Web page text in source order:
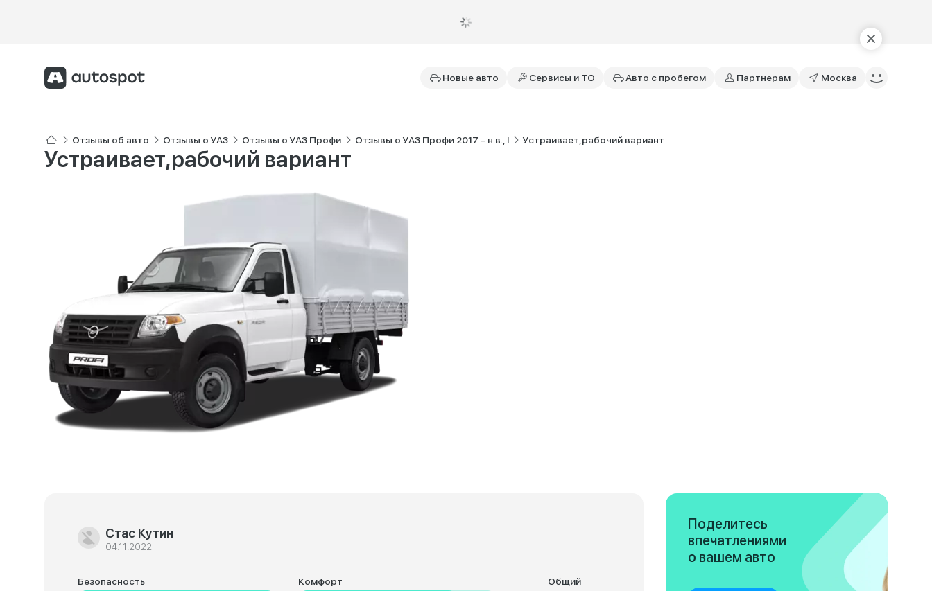
Новые авто Сервисы и ТО Авто с пробегом Партнерам Москва
Отзывы об авто Отзывы о УАЗ Отзывы о УАЗ Профи Отзывы о УАЗ Профи 2017 – н.в., I Устраивает,рабочий вариант
Устраивает,рабочий вариант
Cтас Кутин
04.11.2022
Безопасность Комфорт Общий
Поделитесь
впечатлениями
о вашем авто